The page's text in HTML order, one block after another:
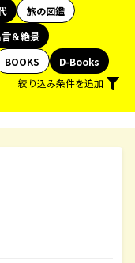
旅の図鑑
＆絶景
BOOKS
D-Books
絞り込み条件を追加